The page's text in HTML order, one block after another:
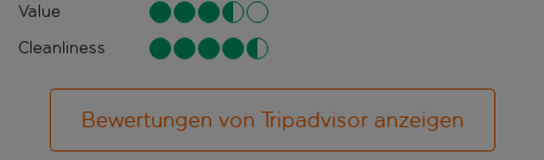
Value
Cleanliness
Bewertungen von Tripadvisor anzeigen